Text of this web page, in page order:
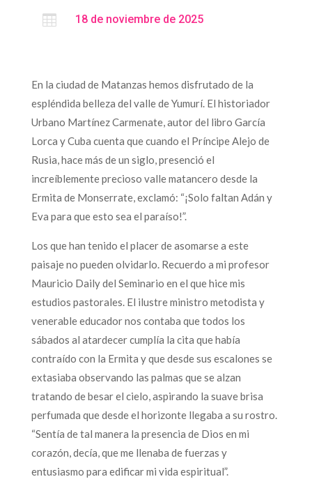
 18 de noviembre de 2025
En la ciudad de Matanzas hemos disfrutado de la
espléndida belleza del valle de Yumurí. El historiador
Urbano Martínez Carmenate, autor del libro García
Lorca y Cuba cuenta que cuando el Príncipe Alejo de
Rusia, hace más de un siglo, presenció el
increíblemente precioso valle matancero desde la
Ermita de Monserrate, exclamó: “¡Solo faltan Adán y
Eva para que esto sea el paraíso!”.
Los que han tenido el placer de asomarse a este
paisaje no pueden olvidarlo. Recuerdo a mi profesor
Mauricio Daily del Seminario en el que hice mis
estudios pastorales. El ilustre ministro metodista y
venerable educador nos contaba que todos los
sábados al atardecer cumplía la cita que había
contraído con la Ermita y que desde sus escalones se
extasiaba observando las palmas que se alzan
tratando de besar el cielo, aspirando la suave brisa
perfumada que desde el horizonte llegaba a su rostro.
“Sentía de tal manera la presencia de Dios en mi
corazón, decía, que me llenaba de fuerzas y
entusiasmo para edificar mi vida espiritual”.